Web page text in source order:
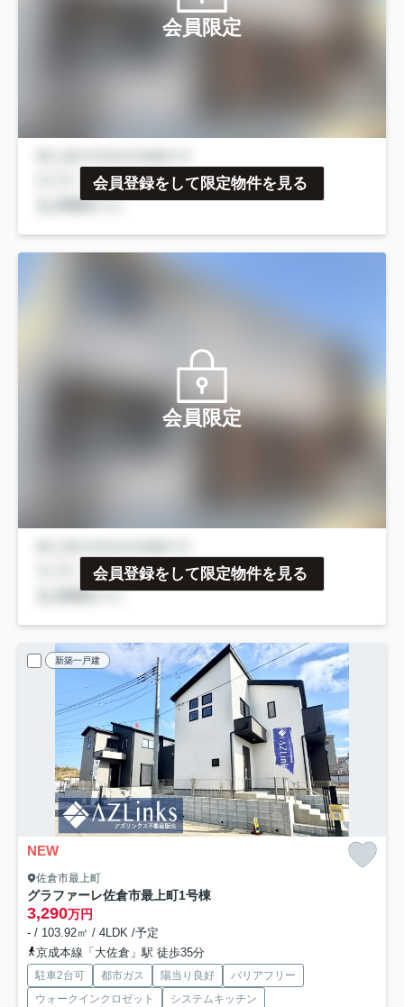
会員限定
会員登録をして限定物件を見る
会員限定
会員登録をして限定物件を見る
新築一戸建
NEW
佐倉市最上町
グラファーレ佐倉市最上町1号棟
3,290万円
- / 103.92㎡ / 4LDK /予定
京成本線「大佐倉」駅 徒歩35分
駐車2台可 都市ガス 陽当り良好
バリアフリー
ウォークインクロゼット
システムキッチン